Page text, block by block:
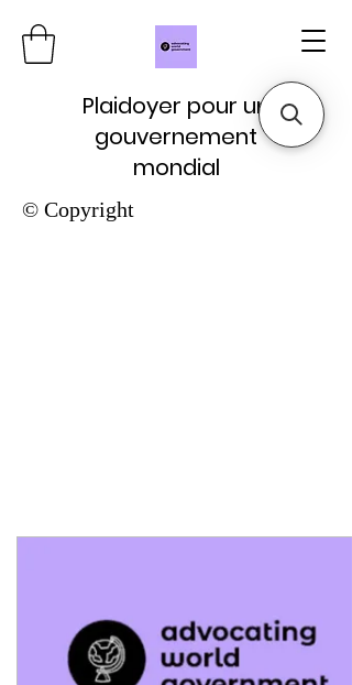
Plaidoyer pour un
gouvernement
mondial
© Copyright